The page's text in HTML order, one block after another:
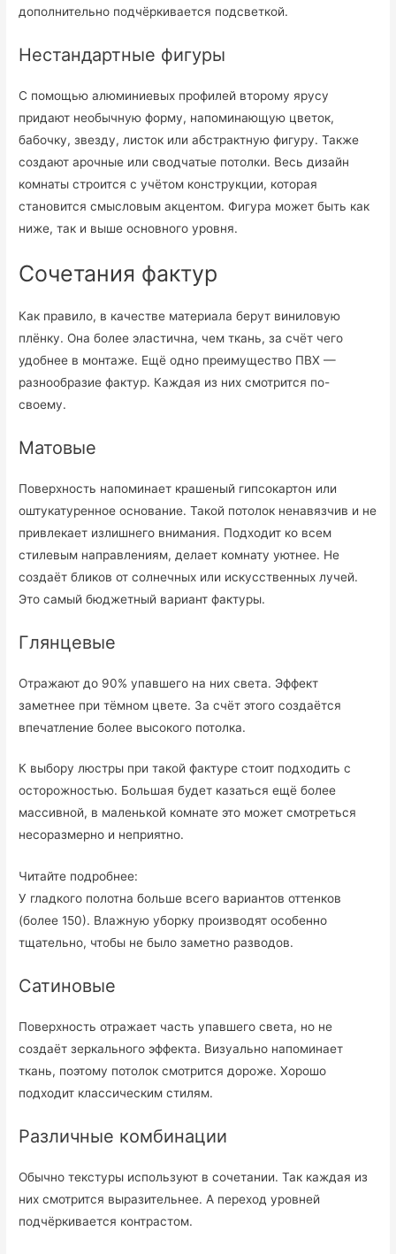
дополнительно подчёркивается подсветкой.
Нестандартные фигуры
С помощью алюминиевых профилей второму ярусу
придают необычную форму, напоминающую цветок,
бабочку, звезду, листок или абстрактную фигуру. Также
создают арочные или сводчатые потолки. Весь дизайн
комнаты строится с учётом конструкции, которая
становится смысловым акцентом. Фигура может быть как
ниже, так и выше основного уровня.
Сочетания фактур
Как правило, в качестве материала берут виниловую
плёнку. Она более эластична, чем ткань, за счёт чего
удобнее в монтаже. Ещё одно преимущество ПВХ —
разнообразие фактур. Каждая из них смотрится по-
своему.
Матовые
Поверхность напоминает крашеный гипсокартон или
оштукатуренное основание. Такой потолок ненавязчив и не
привлекает излишнего внимания. Подходит ко всем
стилевым направлениям, делает комнату уютнее. Не
создаёт бликов от солнечных или искусственных лучей.
Это самый бюджетный вариант фактуры.
Глянцевые
Отражают до 90% упавшего на них света. Эффект
заметнее при тёмном цвете. За счёт этого создаётся
впечатление более высокого потолка.
К выбору люстры при такой фактуре стоит подходить с
осторожностью. Большая будет казаться ещё более
массивной, в маленькой комнате это может смотреться
несоразмерно и неприятно.
Читайте подробнее:
У гладкого полотна больше всего вариантов оттенков
(более 150). Влажную уборку производят особенно
тщательно, чтобы не было заметно разводов.
Сатиновые
Поверхность отражает часть упавшего света, но не
создаёт зеркального эффекта. Визуально напоминает
ткань, поэтому потолок смотрится дороже. Хорошо
подходит классическим стилям.
Различные комбинации
Обычно текстуры используют в сочетании. Так каждая из
них смотрится выразительнее. А переход уровней
подчёркивается контрастом.